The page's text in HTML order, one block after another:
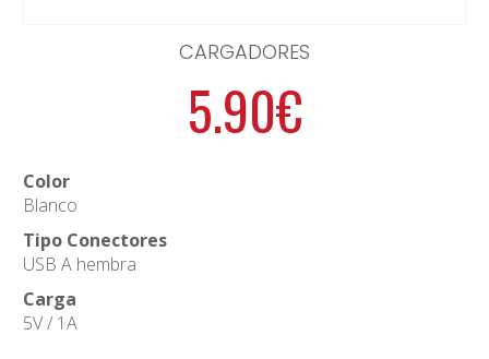
CARGADORES
5.90€
Color
Blanco
Tipo Conectores
USB A hembra
Carga
5V / 1A